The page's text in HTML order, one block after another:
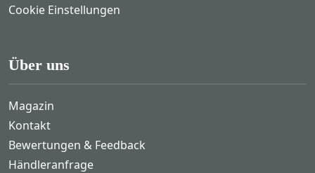
Cookie Einstellungen
Über uns
Magazin
Kontakt
Bewertungen & Feedback
Händleranfrage